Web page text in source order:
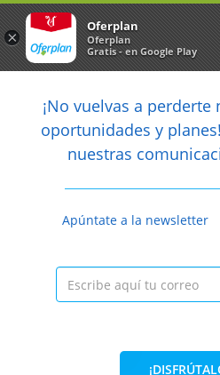

Anterior
arrow_back
¡No vuelvas a
oportunidades y
nuestras
Apúntate a la newsletter
×
Oferplan
Oferplan
Gratis - en Google Play